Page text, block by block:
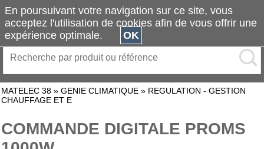
MATELEC 38 » GENIE CLIMATIQUE » REGULATION - GESTION
CHAUFFAGE ET E
COMMANDE DIGITALE PROMS
En poursuivant votre navigation sur ce site, vous
acceptez l'utilisation de cookies afin de vous offrir une
expérience optimale.
OK